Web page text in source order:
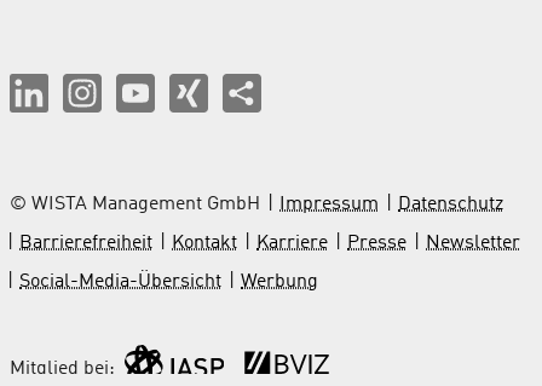
© WISTA Management GmbH Impressum
Datenschutz
Barrierefreiheit
Kontakt Karriere Presse
Newsletter
Social-Media-Übersicht
Werbung
Mitglied bei: